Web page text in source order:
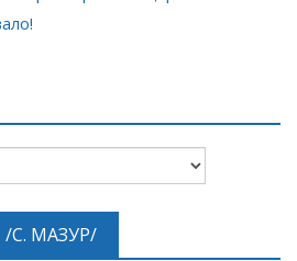
С. МАЗУР/